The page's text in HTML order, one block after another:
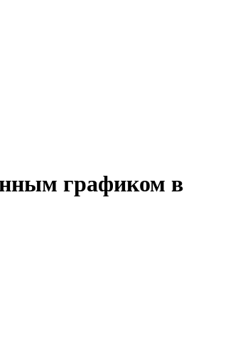
графиком в